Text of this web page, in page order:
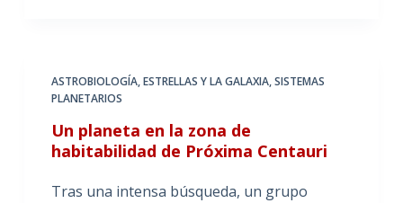
ASTROBIOLOGÍA,ESTRELLAS Y LA GALAXIA,SISTEMAS
PLANETARIOS
Un planeta en la zona de
habitabilidad de Próxima Centauri
Tras una intensa búsqueda, un grupo